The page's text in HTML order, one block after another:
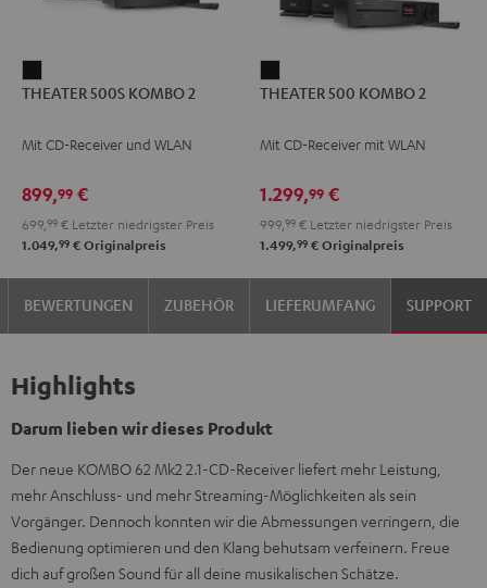
500S
2
THEATER 500S KOMBO 2
Mit CD-Receiver und WLAN
899,99 €
699, 99 € Letzter niedrigster Preis
1.049,99 € Originalpreis
500
2
THEATER 500 KOMBO 2
Mit CD-Receiver mit WLAN
1.299,99 €
999, 99 € Letzter niedrigster Preis
1.499,99 € Originalpreis
BEWERTUNGEN ZUBEHÖR LIEFERUMFANG SUPPORT
Highlights
Darum lieben wir dieses Produkt
Der neue KOMBO 62 Mk2 2.1-CD-Receiver liefert mehr Leistung,
mehr Anschluss- und mehr Streaming-Möglichkeiten als sein
Vorgänger. Dennoch konnten wir die Abmessungen verringern, die
Bedienung optimieren und den Klang behutsam verfeinern. Freue
dich auf großen Sound für all deine musikalischen Schätze.